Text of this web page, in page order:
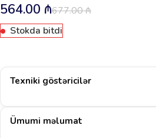
677.00₼
564.00 ₼
Stokda bitdi
Texniki göstəricilər
Ümumi məlumat